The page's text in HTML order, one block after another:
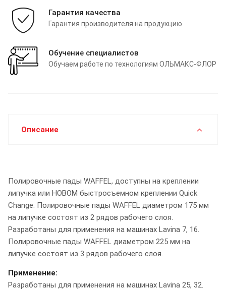
Гарантия качества
Гарантия производителя на продукцию
Обучение специалистов
Обучаем работе по технологиям ОЛЬМАКС-ФЛОР
Описание
Полировочные пады WAFFEL, доступны на креплении
липучка или НОВОМ быстросъемном креплении Quick
Change. Полировочные пады WAFFEL диаметром 175 мм
на липучке состоят из 2 рядов рабочего слоя.
Разработаны для применения на машинах Lavina 7, 16.
Полировочные пады WAFFEL диаметром 225 мм на
липучке состоят из 3 рядов рабочего слоя.
Применение:
Разработаны для применения на машинах Lavina 25, 32.